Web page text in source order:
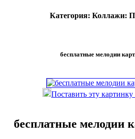
Категория: Коллажи:
бесплатные мелодии
Поставить эту
бесплатные мелодии